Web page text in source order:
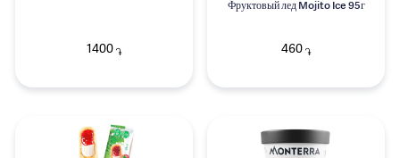
1400֏
Фруктовый лед Mojito Ice 95г
460 ֏